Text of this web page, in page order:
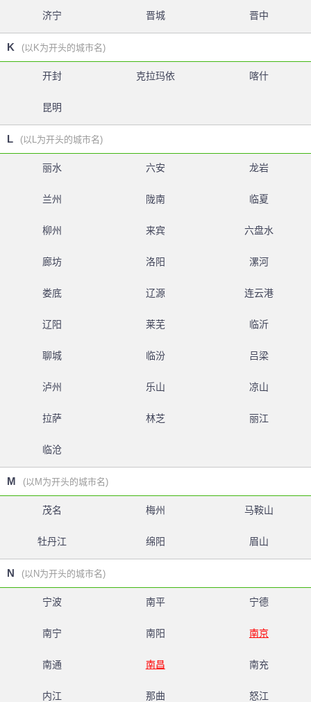
济宁 晋城 晋中
K (以K为开头的城市名)
开封 克拉玛依 喀什
昆明
L (以L为开头的城市名)
丽水 六安 龙岩
兰州 陇南 临夏
柳州 来宾 六盘水
廊坊 洛阳 漯河
娄底 辽源 连云港
辽阳 莱芜 临沂
聊城 临汾 吕梁
泸州 乐山 凉山
拉萨 林芝 丽江
临沧
M (以M为开头的城市名)
茂名 梅州 马鞍山
牡丹江 绵阳 眉山
N (以N为开头的城市名)
宁波 南平 宁德
南宁 南阳 南京
南通 南昌 南充
内江 那曲 怒江